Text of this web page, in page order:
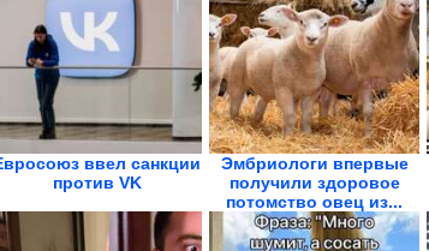
ввел санкции
против VK
Эмбриологи впервые
получили здоровое
потомство овец из...